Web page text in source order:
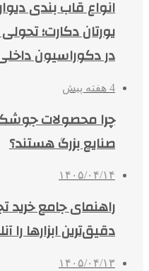
انواع قاب بندی
یورتان دکارت؛
در دکوراسیون
4 هفته پیش
صنایع بزرگ هستند؟
۱۴۰۵/۰۴/۱۴
راهنمای جامع خرید
دقیق‌ترین ابزارها را
۱۴۰۵/۰۴/۱۳